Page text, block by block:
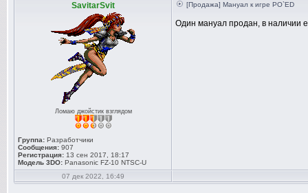
SavitarSvit
Ломаю джойстик взглядом
Группа: Разработчики
Сообщения: 907
Регистрация: 13 сен 2017, 18:17
Модель 3DO: Panasonic FZ-10 NTSC-U
[Продажа] Мануал к игре PO`ED
Один мануал продан, в наличии
07 дек 2022, 16:49